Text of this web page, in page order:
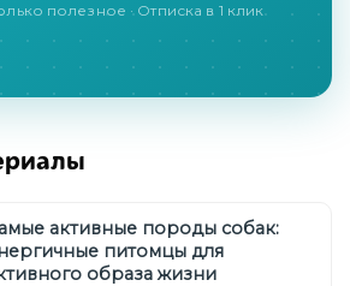
полезное · Отписка в 1 клик
активные породы собак:
питомцы для
образа жизни